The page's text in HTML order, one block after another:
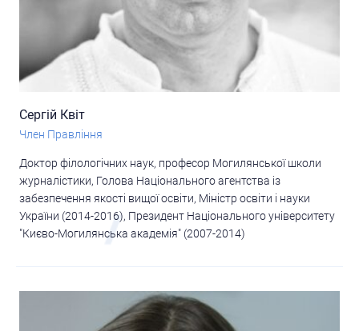
Сергій Квіт
Член Правління
Доктор філологічних наук, професор Могилянської школи
журналістики, Голова Національного агентства із
забезпечення якості вищої освіти, Міністр освіти і науки
України (2014-2016), Президент Національного університету
"Києво-Могилянська академія" (2007-2014)